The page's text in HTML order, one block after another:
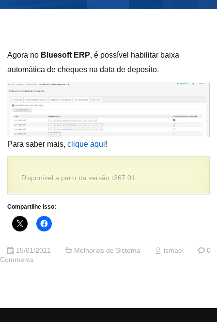
Agora no Bluesoft ERP, é possível habilitar baixa
automática de cheques na data de deposito.
Para saber mais, clique aqui!
Disponível a partir da versão r267.01
Compartilhe isso:
15/01/2021 Melhorias do Sistema ismael
0
Comments